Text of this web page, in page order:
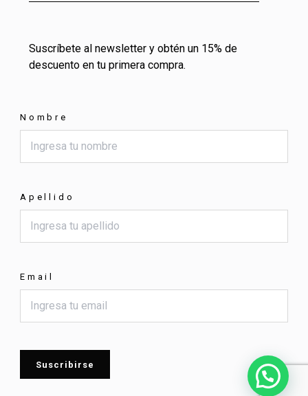
Suscríbete al newsletter y obtén un 15% de
descuento en tu primera compra.
Nombre
Apellido
Email
Suscribirse